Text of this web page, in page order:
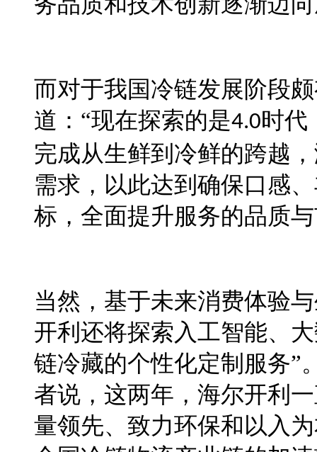
而对于我国冷链发展阶段
道： “现在探索的是4.0时代
完成从生鲜到冷鲜的跨越，
需求，以此达到确保口感
标，全面提升服务的品质
当然，基于未来消费体验
开利还将探索入工智能、
链冷藏的个性化定制服务”
者说，这两年，海尔开利
量领先、致力环保和以入